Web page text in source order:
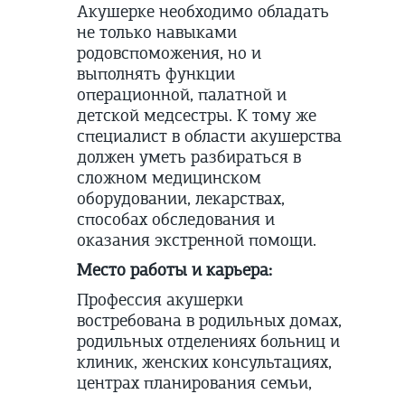
Акушерке необходимо обладать
не только навыками
родовспоможения, но и
выполнять функции
операционной, палатной и
детской медсестры. К тому же
специалист в области акушерства
должен уметь разбираться в
сложном медицинском
оборудовании, лекарствах,
способах обследования и
оказания экстренной помощи.
Место работы и карьера:
Профессия акушерки
востребована в родильных домах,
родильных отделениях больниц и
клиник, женских консультациях,
центрах планирования семьи,